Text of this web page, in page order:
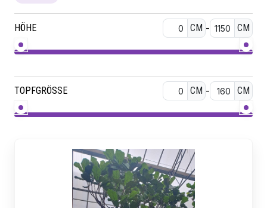
HÖHE CM - CM
TOPFGRÖSSE CM - CM